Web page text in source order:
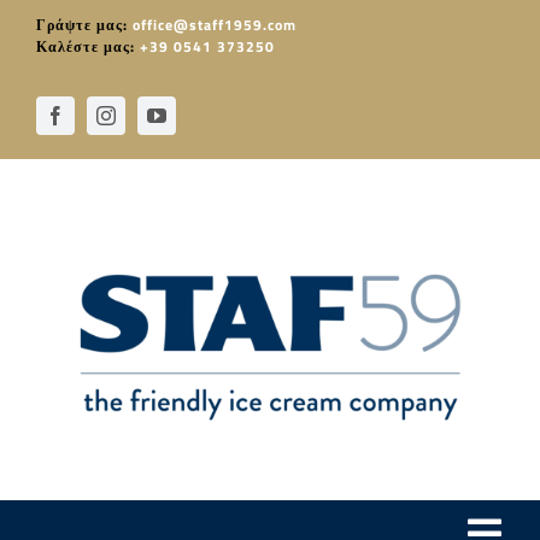
Γράψτε μας: office@staff1959.com
Καλέστε μας: +39 0541 373250